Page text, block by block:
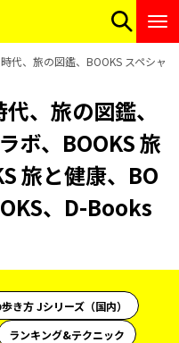
代、旅の図鑑、BOOKS スペシャ
、旅の図鑑、
ボ、BOOKS 旅
旅と健康、BO
、D-Books
き方 Jシリーズ（国内）
ランキング&テクニック